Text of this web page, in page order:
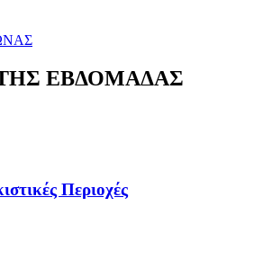
ΕΒΔΟΜΑΔΑΣ
Περιοχές